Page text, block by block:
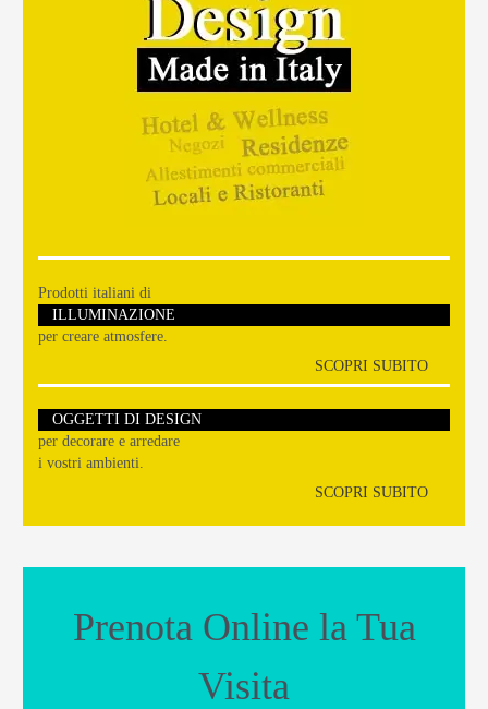
Prodotti italiani di
ILLUMINAZIONE
per creare atmosfere.
SCOPRI SUBITO
OGGETTI DI DESIGN
per decorare e arredare
i vostri ambienti.
SCOPRI SUBITO
Prenota Online la Tua
Visita